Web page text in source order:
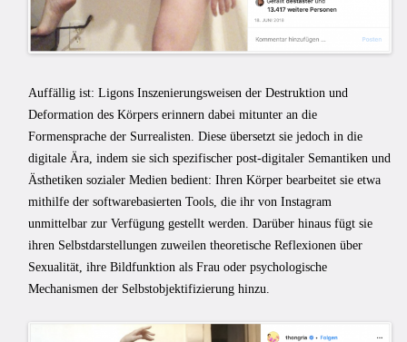
Auffällig ist: Ligons Inszenierungsweisen der Destruktion und
Deformation des Körpers erinnern dabei mitunter an die
Formensprache der Surrealisten. Diese übersetzt sie jedoch in die
digitale Ära, indem sie sich spezifischer post-digitaler Semantiken und
Ästhetiken sozialer Medien bedient: Ihren Körper bearbeitet sie etwa
mithilfe der softwarebasierten Tools, die ihr von Instagram
unmittelbar zur Verfügung gestellt werden. Darüber hinaus fügt sie
ihren Selbstdarstellungen zuweilen theoretische Reflexionen über
Sexualität, ihre Bildfunktion als Frau oder psychologische
Mechanismen der Selbstobjektifizierung hinzu.